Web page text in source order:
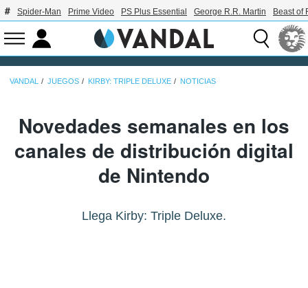
Spider-Man Prime Video PS Plus Essential George R.R. Martin Beast of
VANDAL JUEGOS KIRBY: TRIPLE DELUXE NOTICIAS
Novedades semanales en los
canales de distribución digital
de Nintendo
Llega Kirby: Triple Deluxe.